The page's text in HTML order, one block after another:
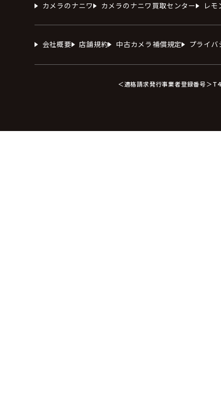
カメラのナニワ カメラのナニワ買取センター レモ
会社概要 店舗規約 中古カメラ補償規定 プライ
＜適格請求発行事業者登録番号＞